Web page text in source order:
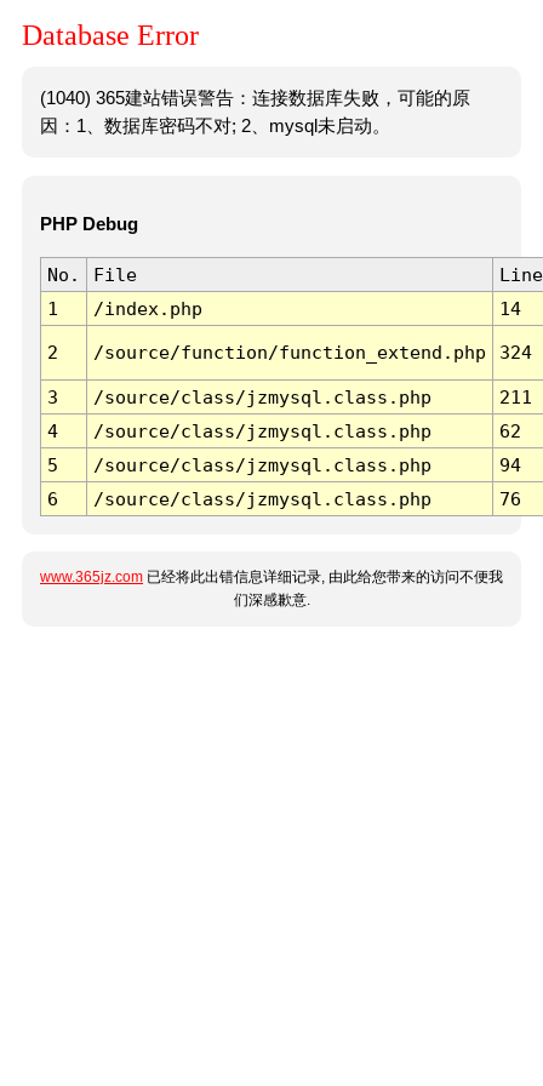
Database Error
(1040) 365建站错误警告：连接数据库失败，可能的原
因：1、数据库密码不对; 2、mysql未启动。
PHP Debug
No. File
Line
1
/index.php 14
2 /source/function/function_extend.php 324
3 /source/class/jzmysql.class.php
211
4
/source/class/jzmysql.class.php
62
5
/source/class/jzmysql.class.php
94
6
/source/class/jzmysql.class.php 76
www.365jz.com 已经将此出错信息详细记录, 由此给您带来的访问不便我
们深感歉意.